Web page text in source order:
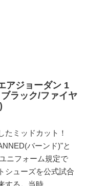
アジョーダン 1
ラック/ファイヤ
たミッドカット！
バーンド)"と
ニフォーム規定で
シューズを公式試合
する。当時